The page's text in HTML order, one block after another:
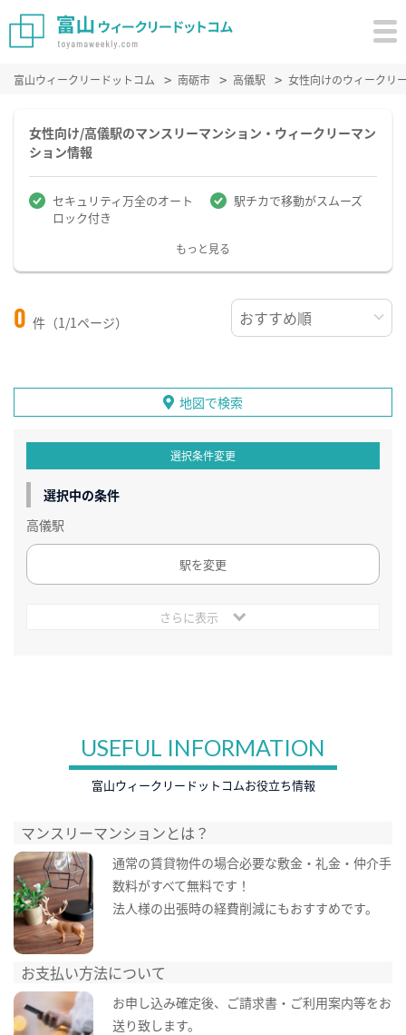
富山ウィークリードットコム 南砺市 高儀駅 女性向けのウィークリ
女性向け/高儀駅のマンスリーマンション・ウィークリーマン
ション情報
セキュリティ万全のオート
ロック付き
駅チカで移動がスムーズ
もっと見る
0 件（1/1ページ）
地図で検索
選択条件変更
選択中の条件
高儀駅
駅を変更
さらに表示
USEFUL INFORMATION
富山ウィークリードットコムお役立ち情報
マンスリーマンションとは？
通常の賃貸物件の場合必要な敷金・礼金・仲介手
数料がすべて無料です！
法人様の出張時の経費削減にもおすすめです。
お支払い方法について
お申し込み確定後、ご請求書・ご利用案内等をお
送り致します。